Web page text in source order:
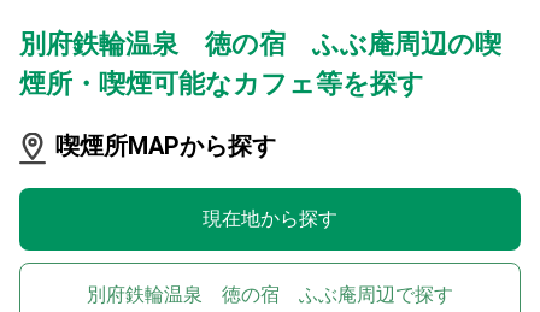
別府鉄輪温泉 徳の宿 ふぶ庵周辺の喫
煙所・喫煙可能なカフェ等を探す
喫煙所MAPから探す
現在地から探す
別府鉄輪温泉 徳の宿 ふぶ庵周辺で探す